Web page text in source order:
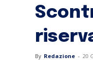
By Redazione - 20